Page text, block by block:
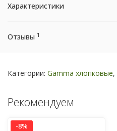
Характеристики
Отзывы 1
Категории: Gamma хлопковые,
Рекомендуем
-8%